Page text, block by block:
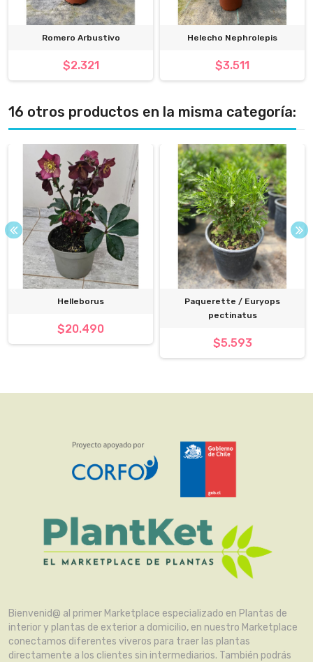
Romero Arbustivo
$2.321
Helecho Nephrolepis
$3.511
16 otros productos en la misma categoría:
Helleborus
$20.490
Paquerette / Euryops
pectinatus
$5.593
Bienvenid@ al primer Marketplace especializado en Plantas de
interior y plantas de exterior a domicilio, en nuestro Marketplace
conectamos diferentes viveros para traer las plantas
directamente a los clientes sin intermediarios. También podrás